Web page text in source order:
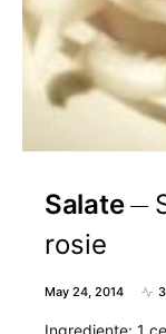
Salate
rosie
May 24, 2014
Ingrediente: 1